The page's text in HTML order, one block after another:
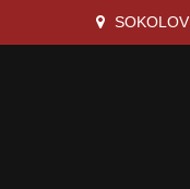
SOKOLOV